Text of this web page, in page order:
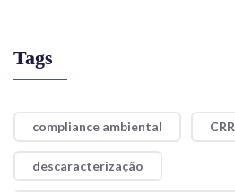
Tags
compliance ambiental CRR
descaracterização